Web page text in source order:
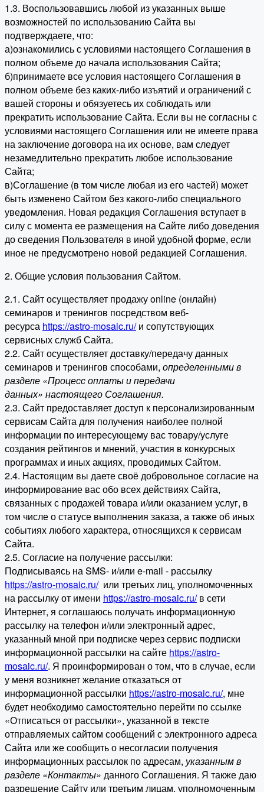
1.3. Воспользовавшись любой из указанных выше
возможностей по использованию Сайта вы
подтверждаете, что:
а)ознакомились с условиями настоящего Соглашения в
полном объеме до начала использования Сайта;
б)принимаете все условия настоящего Соглашения в
полном объеме без каких-либо изъятий и ограничений с
вашей стороны и обязуетесь их соблюдать или
прекратить использование Сайта. Если вы не согласны с
условиями настоящего Соглашения или не имеете права
на заключение договора на их основе, вам следует
незамедлительно прекратить любое использование
Сайта;
в)Соглашение (в том числе любая из его частей) может
быть изменено Сайтом без какого-либо специального
уведомления. Новая редакция Соглашения вступает в
силу с момента ее размещения на Сайте либо доведения
до сведения Пользователя в иной удобной форме, если
иное не предусмотрено новой редакцией Соглашения.
2. Общие условия пользования Сайтом.
2.1. Сайт осуществляет продажу online (онлайн)
семинаров и тренингов посредством веб-
ресурса https://astro-mosaic.ru/и сопутствующих
сервисных служб Сайта.
2.2. Сайт осуществляет доставку/передачу данных
семинаров и тренингов способами, определенными в
разделе «Процесс оплаты и передачи
данных» настоящего Соглашения.
2.3. Сайт предоставляет доступ к персонализированным
сервисам Сайта для получения наиболее полной
информации по интересующему вас товару/услуге
создания рейтингов и мнений, участия в конкурсных
программах и иных акциях, проводимых Сайтом.
2.4. Настоящим вы даете своё добровольное согласие на
информирование вас обо всех действиях Сайта,
связанных с продажей товара и/или оказанием услуг, в
том числе о статусе выполнения заказа, а также об иных
событиях любого характера, относящихся к сервисам
Сайта.
2.5. Согласие на получение рассылки:
Подписываясь на SMS- и/или e-mail - рассылку
https://astro-mosaic.ru/или третьих лиц, уполномоченных
на рассылку от имени https://astro-mosaic.ru/в сети
Интернет, я соглашаюсь получать информационную
рассылку на телефон и/или электронный адрес,
указанный мной при подписке через сервис подписки
информационной рассылки на сайте https://astro-
mosaic.ru/. Я проинформирован о том, что в случае, если
у меня возникнет желание отказаться от
информационной рассылки https://astro-mosaic.ru/, мне
будет необходимо самостоятельно перейти по ссылке
«Отписаться от рассылки», указанной в тексте
отправляемых сайтом сообщений с электронного адреса
Сайта или же сообщить о несогласии получения
информационных рассылок по адресам, указанным в
разделе «Контакты» данного Соглашения. Я также даю
разрешение Сайту или третьим лицам, уполномоченным